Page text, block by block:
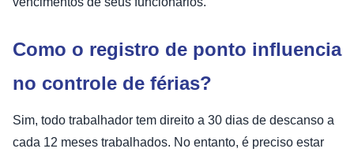
Como o registro de ponto influencia
no controle de férias?
Sim, todo trabalhador tem direito a 30 dias de descanso a
cada 12 meses trabalhados. No entanto, é preciso estar